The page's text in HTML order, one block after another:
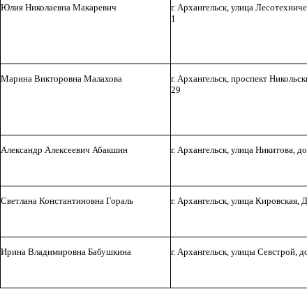
Юлия Николаевна Макаревич
г. Архангельск, улица
1
Марина Викторовна Малахова
г. Архангельск, проспект
29
Александр Алексеевич Абакшин г. Архангельск, улица Никитова,
Светлана Константиновна Гораль г. Архангельск, улица Кировская,
Ирина Владимировна Бабушкина г. Архангельск, улицы Севстрой,